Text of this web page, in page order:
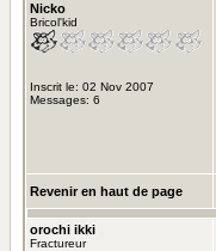
Nicko
Bricol'kid
Inscrit le: 02 Nov 2007
Messages: 6
Revenir en haut de page
orochi ikki
Fractureur